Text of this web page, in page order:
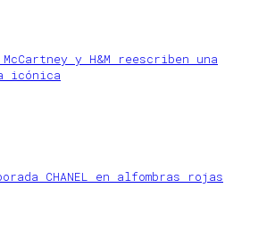
y H&M reescriben una
icónica
CHANEL en alfombras rojas